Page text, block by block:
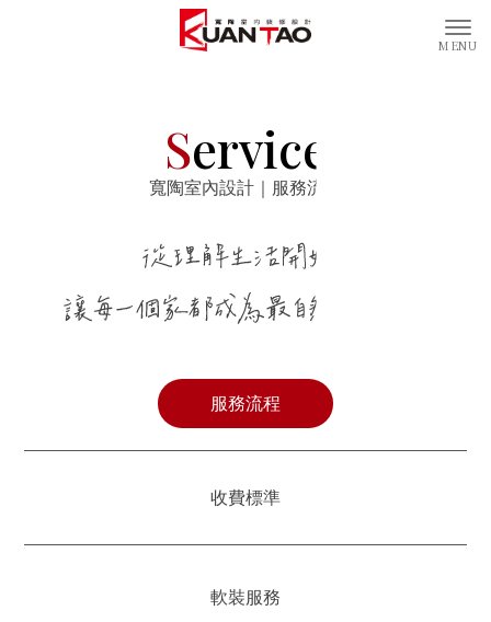
Service
寬陶室內設計｜服務流程
服務流程
收費標準
軟裝服務